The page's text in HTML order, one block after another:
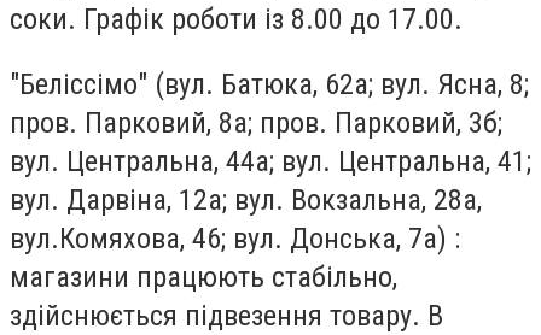
соки. Графік роботи із 8.00 до 17.00.
"Беліссімо" (вул. Батюка, 62а; вул. Ясна, 8;
пров. Парковий, 8а; пров. Парковий, 3б;
вул. Центральна, 44а; вул. Центральна, 41;
вул. Дарвіна, 12а; вул. Вокзальна, 28а,
вул.Комяхова, 46; вул. Донська, 7а) :
магазини працюють стабільно,
здійснюється підвезення товару. В